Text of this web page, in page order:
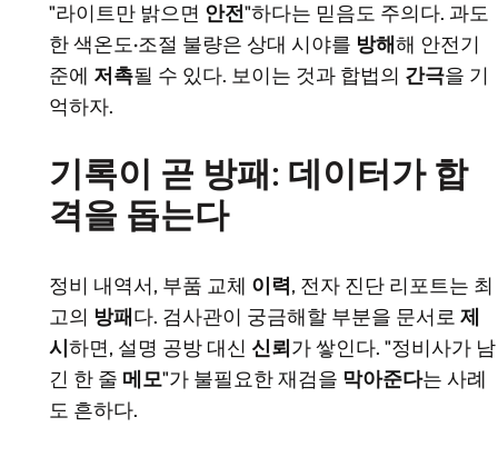
"라이트만 밝으면 안전"하다는 믿음도 주의다. 과도
한 색온도·조절 불량은 상대 시야를 방해해 안전기
준에 저촉될 수 있다. 보이는 것과 합법의 간극을 기
억하자.
기록이 곧 방패: 데이터가 합
격을 돕는다
정비 내역서, 부품 교체 이력, 전자 진단 리포트는 최
고의 방패 다. 검사관이 궁금해할 부분을 문서로 제
시 하면, 설명 공방 대신 신뢰 가 쌓인다. "정비사가 남
긴 한 줄 메모"가 불필요한 재검을 막아준다는 사례
도 흔하다.